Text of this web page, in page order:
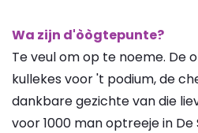
Wa zijn d'òògtepunte?
Te veul om op te noeme. De
kullekes voor 't podium, de
dankbare gezichte van die
voor 1000 man optreeje in